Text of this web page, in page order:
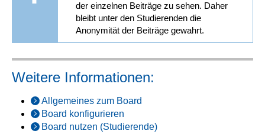
der einzelnen Beiträge zu sehen. Daher
bleibt unter den Studierenden die
Anonymität der Beiträge gewahrt.
Weitere Informationen:
Allgemeines zum Board
Board konfigurieren
Board nutzen (Studierende)